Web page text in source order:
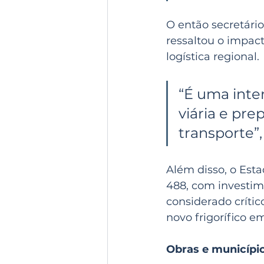
O então
ressaltou o
logística regional.
“É uma
viária e
Além disso, o
488, com
considerado
novo frigorífico
Obras e